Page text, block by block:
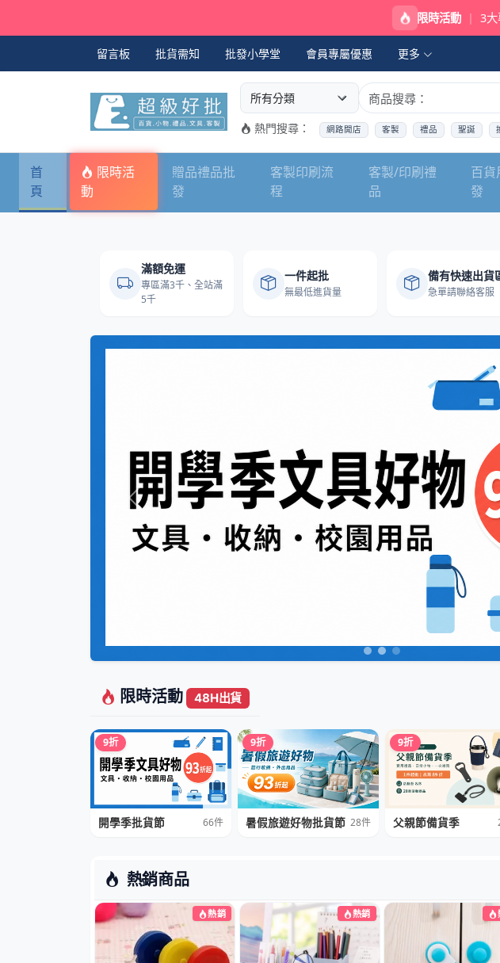
限時活動 | 3大
留言板 批貨需知 批發小學堂 會員專屬優惠 更多
選擇商品分類
搜尋商品關鍵字
熱門搜尋： 網路開店 客製 禮品 聖誕
首
頁
限時活
動
贈品禮品批
發
客製印刷流
程
客製/印刷禮
品
百貨
發
滿額免運
專區滿3千、全站滿
5千
一件起批
無最低進貨量
備有快速出貨
急單請聯絡客服
開學季批貨節 66件 暑假旅遊好物批貨節
熱銷商品
熱銷
【自動伸縮】量衣捲尺 -
便攜式服裝測量尺
NT$9元
熱銷
【多功能整合】桌面收納
架 - 手機筆筒化妝品
NT$42元
【兒童防護】多功能
鎖 - 抽屜櫃門防開
NT$11元